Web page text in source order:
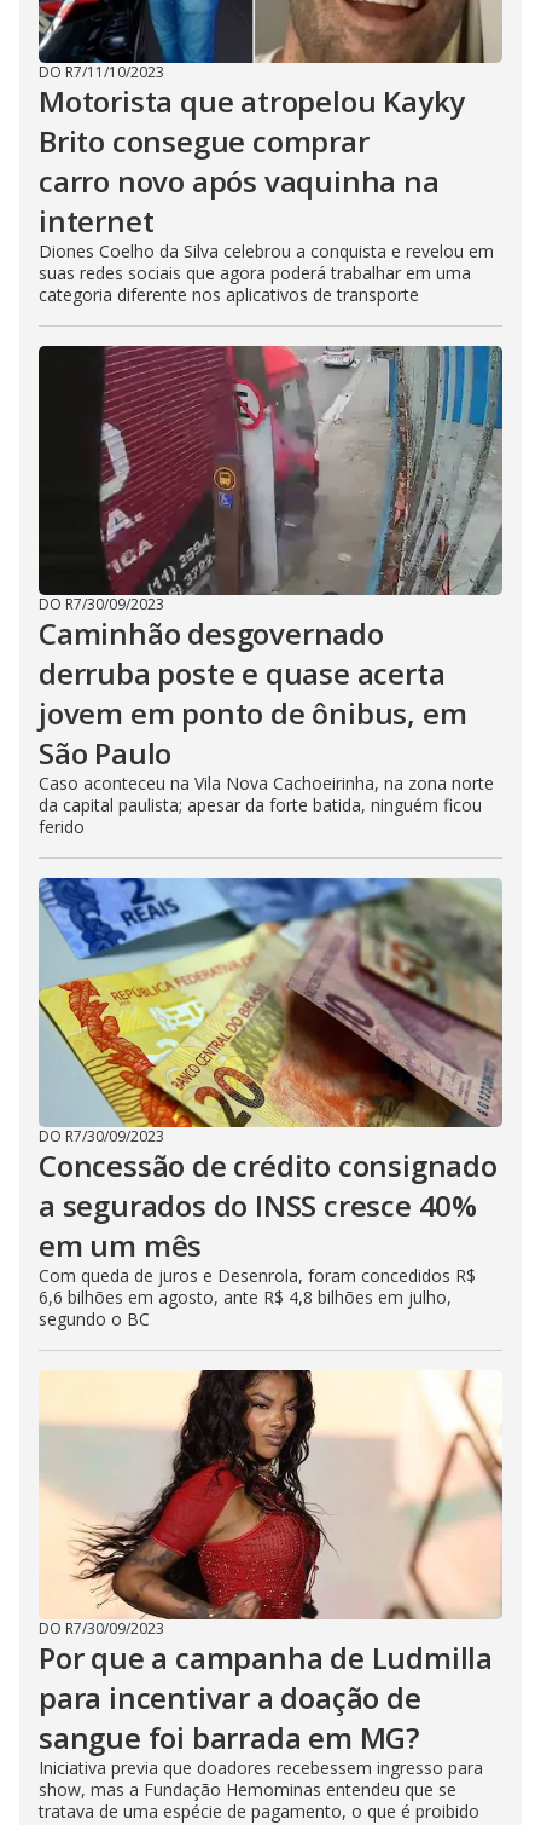
DO R7/11/10/2023
Motorista que atropelou Kayky
Brito consegue comprar
carro novo após vaquinha na
internet
Diones Coelho da Silva celebrou a conquista e revelou em
suas redes sociais que agora poderá trabalhar em uma
categoria diferente nos aplicativos de transporte
DO R7/30/09/2023
Caminhão desgovernado
derruba poste e quase acerta
jovem em ponto de ônibus, em
São Paulo
Caso aconteceu na Vila Nova Cachoeirinha, na zona norte
da capital paulista; apesar da forte batida, ninguém ficou
ferido
DO R7/30/09/2023
Concessão de crédito consignado
a segurados do INSS cresce 40%
em um mês
Com queda de juros e Desenrola, foram concedidos R$
6,6 bilhões em agosto, ante R$ 4,8 bilhões em julho,
segundo o BC
DO R7/30/09/2023
Por que a campanha de Ludmilla
para incentivar a doação de
sangue foi barrada em MG?
Iniciativa previa que doadores recebessem ingresso para
show, mas a Fundação Hemominas entendeu que se
tratava de uma espécie de pagamento, o que é proibido